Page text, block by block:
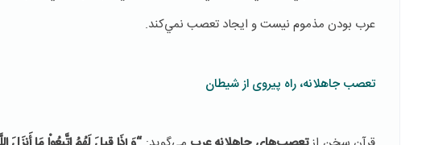
عرب بودن مذموم نيست و ايجاد تعصب نمي‌كند.
تعصب جاهلانه، راه پیروی از شیطان